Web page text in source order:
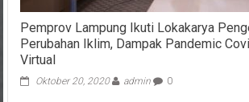
Pemprov Lampung Ikuti Lokakarya
Perubahan Iklim, Dampak Pandemic
Virtual
Oktober 20, 2020 admin 0